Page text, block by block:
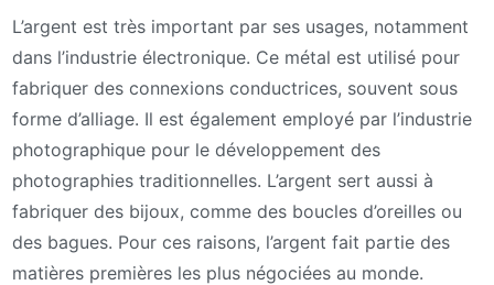
L’argent est très important par ses usages, notamment
dans l’industrie électronique. Ce métal est utilisé pour
fabriquer des connexions conductrices, souvent sous
forme d’alliage. Il est également employé par l’industrie
photographique pour le développement des
photographies traditionnelles. L’argent sert aussi à
fabriquer des bijoux, comme des boucles d’oreilles ou
des bagues. Pour ces raisons, l’argent fait partie des
matières premières les plus négociées au monde.